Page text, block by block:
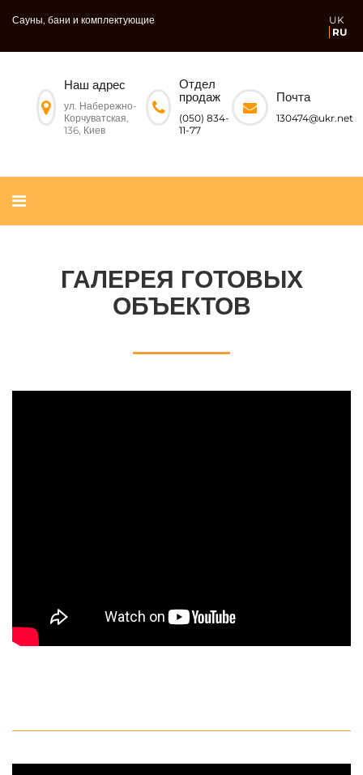
Сауны, бани и комплектующие
UK
RU
Наш адрес
ул. Набережно-
Корчуватская,
136, Киев
Отдел
продаж
(050) 834-
11-77
Почта
130474@ukr.net
ГАЛЕРЕЯ ГОТОВЫХ
ОБЪЕКТОВ